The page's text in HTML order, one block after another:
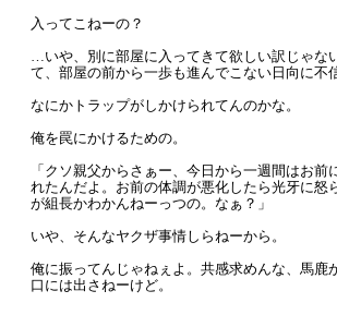
入ってこねーの？
…いや、別に部屋に入ってきて欲しい訳じゃな
て、部屋の前から一歩も進んでこない日向に不
なにかトラップがしかけられてんのかな。
俺を罠にかけるための。
「クソ親父からさぁー、今日から一週間はお前
れたんだよ。お前の体調が悪化したら光牙に怒
が組長かわかんねーっつの。なぁ？」
いや、そんなヤクザ事情しらねーから。
俺に振ってんじゃねぇよ。共感求めんな、馬鹿
口には出さねーけど。